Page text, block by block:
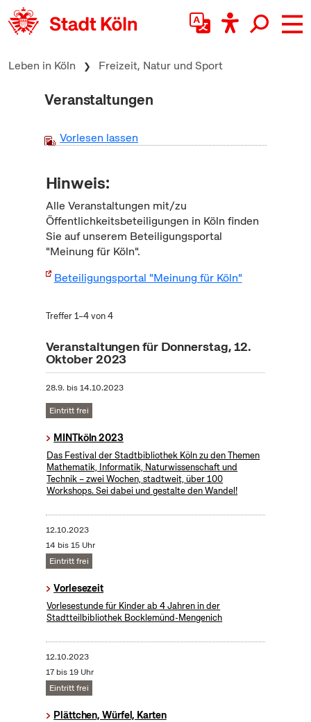
zum Inhalt springen
Leben in Köln Freizeit, Natur und Sport
Veranstaltungen
Vorlesen lassen
Hinweis:
Alle Veranstaltungen mit/zu
Öffentlichkeitsbeteiligungen in Köln finden
Sie auf unserem Beteiligungsportal
"Meinung für Köln".
Beteiligungsportal "Meinung für Köln"
Treffer 1–4 von 4
Veranstaltungen für Donnerstag, 12.
Oktober 2023
28.9. bis14.10.2023
Eintritt frei
MINTköln 2023
Das Festival der Stadtbibliothek Köln zu den Themen
Mathematik, Informatik, Naturwissenschaft und
Technik – zwei Wochen, stadtweit, über 100
Workshops. Sei dabei und gestalte den Wandel!
12.10.2023
14 bis 15 Uhr
Eintritt frei
Vorlesezeit
Vorlesestunde für Kinder ab 4 Jahren in der
Stadtteilbibliothek Bocklemünd-Mengenich
12.10.2023
17 bis 19 Uhr
Eintritt frei
Plättchen, Würfel, Karten